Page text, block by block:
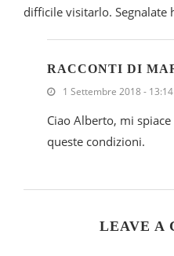
difficile visitarlo. Segnalate
RACCONTI DI
1 Settembre 2018 - 13:14
Ciao Alberto, mi
queste condizioni.
LEAVE A